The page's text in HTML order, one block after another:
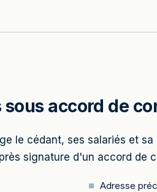
sous accord de
le cédant, ses salariés et
signature d'un accord de
Adresse